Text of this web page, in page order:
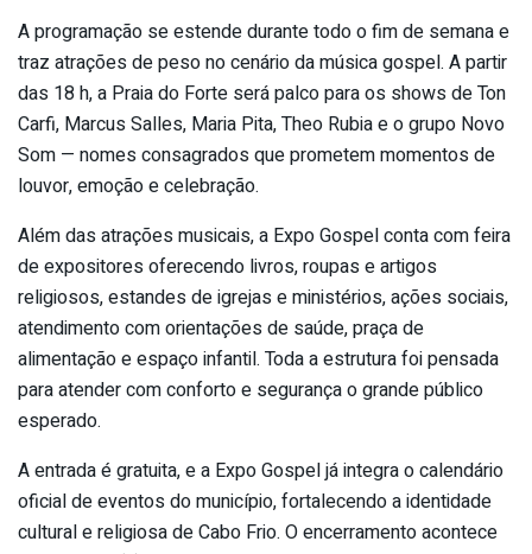
A programação se estende durante todo o fim de semana e
traz atrações de peso no cenário da música gospel. A partir
das 18 h, a Praia do Forte será palco para os shows de Ton
Carfi, Marcus Salles, Maria Pita, Theo Rubia e o grupo Novo
Som — nomes consagrados que prometem momentos de
louvor, emoção e celebração.
Além das atrações musicais, a Expo Gospel conta com feira
de expositores oferecendo livros, roupas e artigos
religiosos, estandes de igrejas e ministérios, ações sociais,
atendimento com orientações de saúde, praça de
alimentação e espaço infantil. Toda a estrutura foi pensada
para atender com conforto e segurança o grande público
esperado.
A entrada é gratuita, e a Expo Gospel já integra o calendário
oficial de eventos do município, fortalecendo a identidade
cultural e religiosa de Cabo Frio. O encerramento acontece